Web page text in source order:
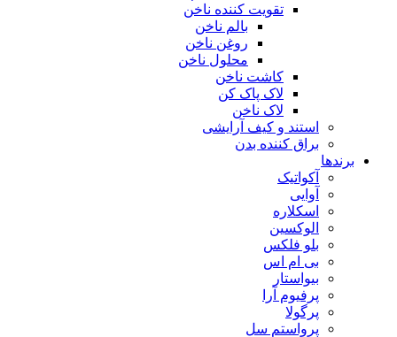
تقویت کننده ناخن
بالم ناخن
روغن ناخن
محلول ناخن
کاشت ناخن
لاک پاک کن
لاک ناخن
استند و کیف آرایشی
براق کننده بدن
برندها
آکواتیک
آوایی
اسکلاره
الوکسین
بلو فلکس
بی ام اس
بیواستار
پرفیوم آرا
پرگولا
پرواستم سل